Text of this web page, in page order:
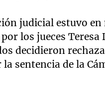
judicial estuvo en
los jueces Teresa
decidieron
sentencia de la